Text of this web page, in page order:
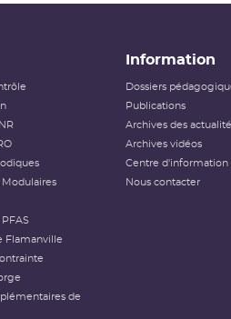
Modulaires
Flamanville
de
Information
Dossiers
Publications
Archives des
Archives vidéos
Centre d'information
Nous contacter